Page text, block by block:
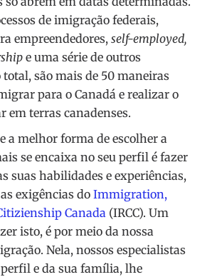
de imigração federais,
empreendedores, self-employed,
e uma série de outros
são mais de 50 maneiras
para o Canadá e realizar o
em terras canadenses.
a melhor forma de escolher a
se encaixa no seu perfil é fazer
suas habilidades e experiências,
exigências doImmigration,
Canada (IRCC). Um
isto, é por meio da nossa
Nela, nossos especialistas
e da sua família, lhe